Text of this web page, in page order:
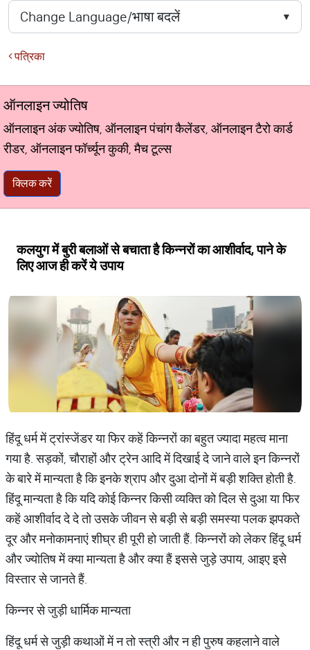
पत्रिका
ऑनलाइन ज्योतिष
ऑनलाइन अंक ज्योतिष, ऑनलाइन पंचांग कैलेंडर, ऑनलाइन टैरो कार्ड
रीडर, ऑनलाइन फॉर्च्यून कुकी, मैच टूल्स
क्लिक करें
कलयुग में बुरी बलाओं से बचाता है किन्नरों का आशीर्वाद, पाने के
लिए आज ही करें ये उपाय
हिंदू धर्म में ट्रांस्जेंडर या फिर कहें किन्नरों का बहुत ज्यादा महत्व माना
गया है. सड़कों, चौराहों और ट्रेन आदि में दिखाई दे जाने वाले इन किन्नरों
के बारे में मान्यता है कि इनके श्राप और दुआ दोनों में बड़ी शक्ति होती है.
हिंदू मान्यता है कि यदि कोई किन्नर किसी व्यक्ति को दिल से दुआ या फिर
कहें आशीर्वाद दे दे तो उसके जीवन से बड़ी से बड़ी समस्या पलक झपकते
दूर और मनोकामनाएं शीघ्र ही पूरी हो जाती हैं. किन्नरों को लेकर हिंदू धर्म
और ज्योतिष में क्या मान्यता है और क्या हैं इससे जुड़े उपाय, आइए इसे
विस्तार से जानते हैं.
किन्नर से जुड़ी धार्मिक मान्यता
हिंदू धर्म से जुड़ी कथाओं में न तो स्त्री और न ही पुरुष कहलाने वाले